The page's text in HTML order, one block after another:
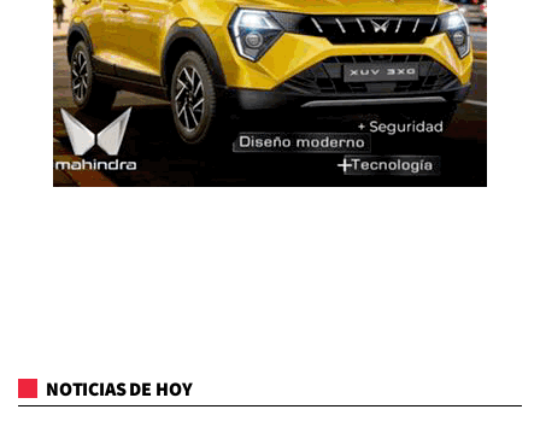
NOTICIAS DE HOY